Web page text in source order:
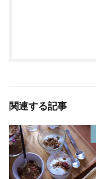
関連する記事